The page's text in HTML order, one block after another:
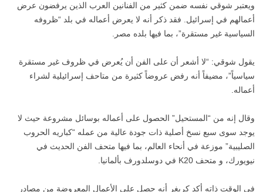
ويعتبر شوقي نفسه ضمن كثير من الفنانين العرب الذين يرفضون عرض
أعمالهم في إسرائيل. فقد ذكر أنه لا يعرض أعماله في بلد “ظروفه
السياسية غير مستقرة”، بما فيها بلده مصر.
يقول شوقي: “لا أشعر أن على الفن أن يُعرض في ظروف غير مستقرة
سياسياً”، مضيفاً أنه رفض عروضاً كثيرة من متاحف إسرائيلية لشراء
أعماله.
وقال إنه من “المستحيل” الحصول على أعماله بوسائل مشروعة حيث لا
يوجد سوى سبع نسخ أصلية ذات جودة عالية من عمله “كباريه الحروب
الصليبية” موزعة في أنحاء العالم، بما فيها متحف الفن الحديث في
نيويورك، و متحف K20 في دوسلدورف بألمانيا.
في الوقت ذاته أكد كريغر أنه حصل على الأعمال المعروضة من مصادر